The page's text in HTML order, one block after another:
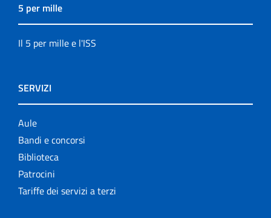
5 per mille
Il 5 per mille e l'ISS
SERVIZI
Aule
Bandi e concorsi
Biblioteca
Patrocini
Tariffe dei servizi a terzi